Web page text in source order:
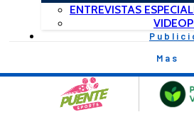
ENTREVISTAS
Mas